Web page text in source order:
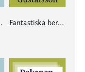
Fantastiska berättelser